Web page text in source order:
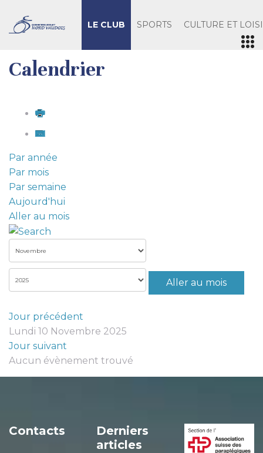
LE CLUB SPORTS CULTURE ET
Calendrier
Par année
Par mois
Par semaine
Aujourd'hui
Aller au mois
Aller au mois
Jour précédent
Lundi 10 Novembre 2025
Jour suivant
Aucun évènement trouvé
Contacts
Derniers
articles